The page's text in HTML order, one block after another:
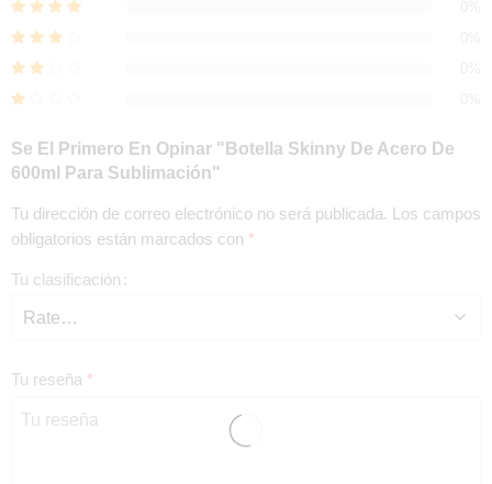
Se El Primero En Opinar "Botella Skinny De Acero De
600ml Para Sublimación"
Tu dirección de correo electrónico no será publicada.
Los campos
obligatorios están marcados con *
Tu clasificación
Tu reseña *